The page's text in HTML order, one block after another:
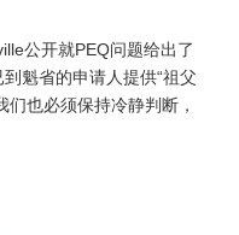
公开就PEQ问题给出了
魁省的申请人提供“祖父
也必须保持冷静判断，